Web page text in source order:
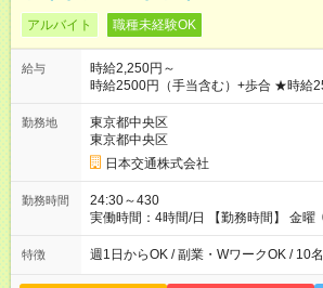
アルバイト 職種未経験OK
給与
時給2,250円～
時給2500円（手当含む）+歩合 ★時給2500円の内訳 ※深夜手当
含む ・基本時給：1750円 ・燃料手当
円 ・特別手当：250円 ※ ※特別手当250円は期間限定の金額で
す。（2026年10月15日まで） それ以降
ります。 ───────────────── ■研
て入社手続き・ドラレコの設定・研修
となります。 【試用期間】試用期間あり 試用期間の長さ：5ヶ
月 ※ 雇用形態と給与に、本採用時と異
期間中、最初の10時間で研修が行われ
時給1，250円となります。 研修終了
勤務地
東京都中央区
東京都中央区
日本交通株式会社
勤務時間
24:30～430
実働時間：4時間/日 【勤務時間】 金
た土曜日深夜） 上記以外にも、下記のシフトでの勤務も可能 平
日 7:00～11:00 ※雨や猛暑の日などは勤務可能時間が臨時拡大
特徴 週1日からOK / 副業・WワークOK / 10